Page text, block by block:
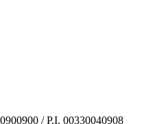
/ P.I. 00330040908